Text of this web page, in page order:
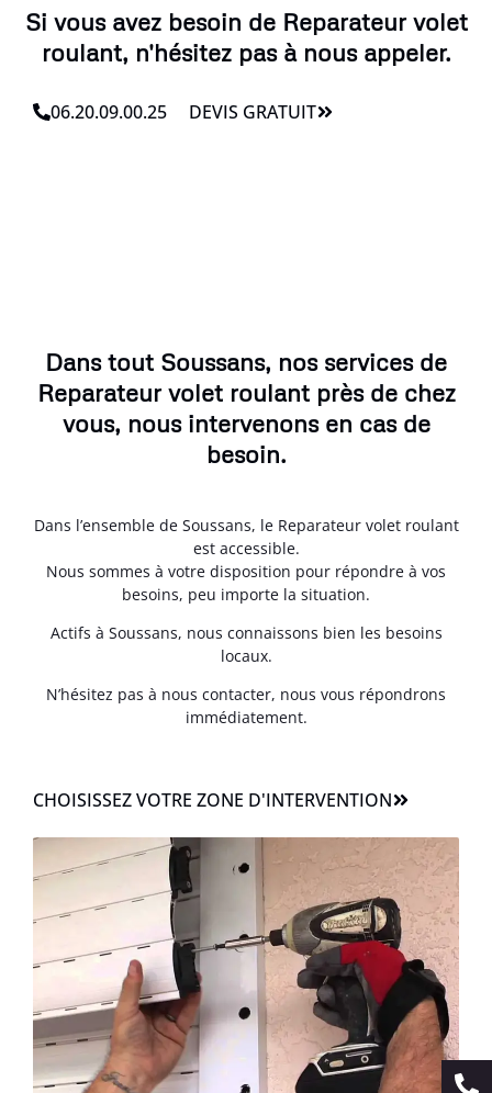
Si vous avez besoin de Reparateur volet
roulant, n'hésitez pas à nous appeler.
06.20.09.00.25 DEVIS GRATUIT
Dans tout Soussans, nos services de
Reparateur volet roulant près de chez
vous, nous intervenons en cas de
besoin.
Dans l’ensemble de Soussans, le Reparateur volet roulant
est accessible.
Nous sommes à votre disposition pour répondre à vos
besoins, peu importe la situation.
Actifs à Soussans, nous connaissons bien les besoins
locaux.
N’hésitez pas à nous contacter, nous vous répondrons
immédiatement.
CHOISISSEZ VOTRE ZONE D'INTERVENTION